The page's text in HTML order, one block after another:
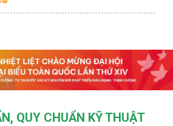
QUY CHUẨN KỸ THUẬT